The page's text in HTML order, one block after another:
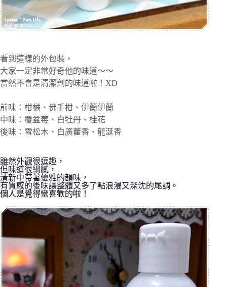
看到這樣的外包裝，
大家一定非常好奇他的味道～～
當然不會是清潔劑的味道啦！XD
前味：柑橘、佛手柑、伊蘭伊蘭
中味：覆盆莓、白牡丹、桂花
後味：雪松木、白廣藿香、龍涎香
雖然外觀很逗趣，
但味道很細膩，
清新中帶著優雅的韻味，
有質感的後味讓整體又多了點浪漫又深沈的尾調。
個人是覺得蠻喜歡的啦！